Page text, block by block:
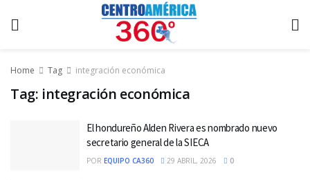
Home Tag integración económica
Tag: integración económica
El hondureño Alden Rivera es nombrado nuevo
secretario general de la SIECA
POR EQUIPO CA360 29 ABRIL, 2026 0